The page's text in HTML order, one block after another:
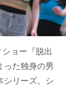
ョー『脱出
った独身の男
シリーズ。シ